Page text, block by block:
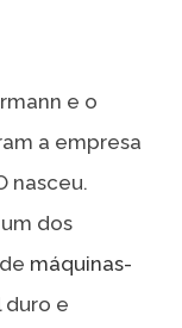
e o
a empresa
nasceu.
dos
máquinas-
e